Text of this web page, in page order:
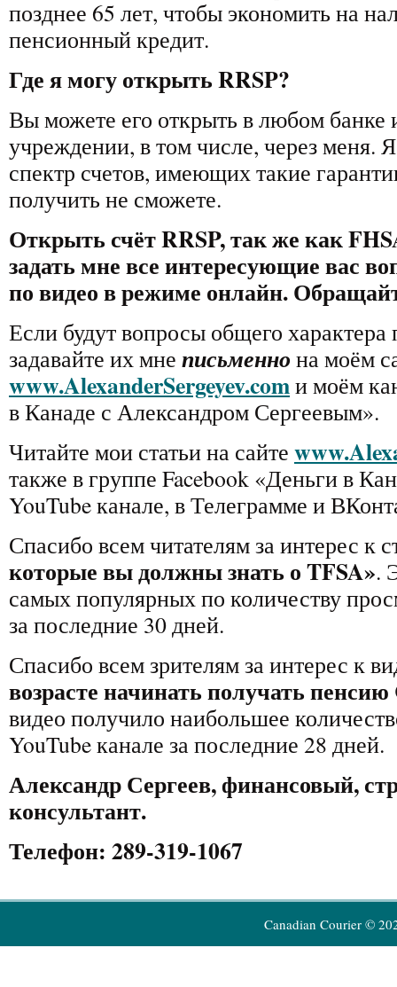
позднее 65 лет, чтобы экономить на
пенсионный кредит.
Где я могу открыть RRSP?
Вы можете его открыть в любом
учреждении, в том числе, через меня.
спектр счетов, имеющих такие
получить не сможете.
Открыть счёт RRSP, так же как
задать мне все интересующие вас
по видео в режиме онлайн.
Если будут вопросы общего
задавайте их мне письменно на моём
www.AlexanderSergeyev.comи моём
в Канаде с Александром Сергеевым».
Читайте мои статьи на сайте
также в группе Facebook «Деньги в
YouTube канале, в Телеграмме и
Спасибо всем читателям за интерес к
которые вы должны знать о TFSA».
самых популярных по количеству
за последние 30 дней.
Спасибо всем зрителям за интерес к
возрасте начинать получать
видео получило наибольшее
YouTube канале за последние 28 дней.
Александр Сергеев, финансовый,
консультант.
Телефон: 289-319-1067
Canadian Courier ©